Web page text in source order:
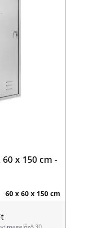
x 150 cm -
60 x 60 x 150 cm